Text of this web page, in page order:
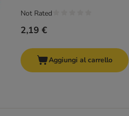
2,19 €
Not Rated
Aggiungi al carrello